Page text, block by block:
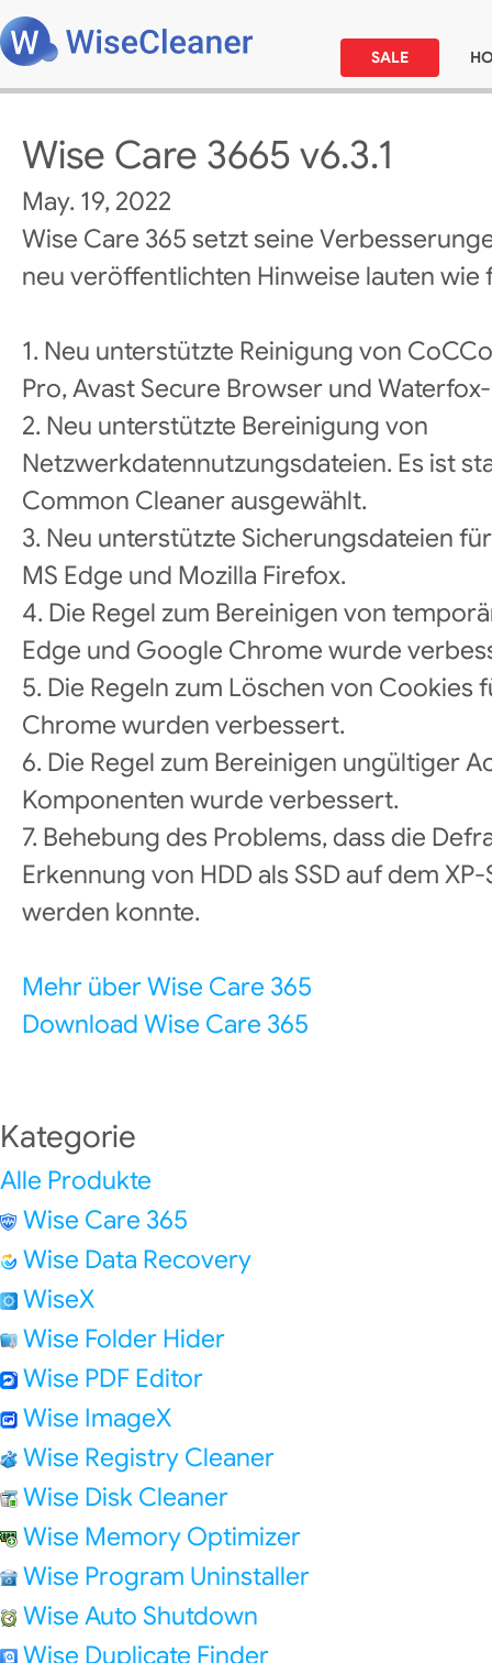
SALE
Wise Care 3665 v6.3.1
May. 19, 2022
Wise Care 365 setzt seine
neu veröffentlichten Hinweise lauten wie
1. Neu unterstützte Reinigung von
Pro, Avast Secure Browser und
2. Neu unterstützte Bereinigung von
Netzwerkdatennutzungsdateien. Es ist
Common Cleaner ausgewählt.
3. Neu unterstützte Sicherungsdateien
MS Edge und Mozilla Firefox.
4. Die Regel zum Bereinigen von
Edge und Google Chrome wurde
5. Die Regeln zum Löschen von Cookies
Chrome wurden verbessert.
6. Die Regel zum Bereinigen ungültiger
Komponenten wurde verbessert.
7. Behebung des Problems, dass die
Erkennung von HDD als SSD auf dem
werden konnte.
Mehr über Wise Care 365
Download Wise Care 365
Kategorie
Alle Produkte
Wise Care 365
Wise Data Recovery
WiseX
Wise Folder Hider
Wise PDF Editor
Wise ImageX
Wise Registry Cleaner
Wise Disk Cleaner
Wise Memory Optimizer
Wise Program Uninstaller
Wise Auto Shutdown
Wise Duplicate Finder